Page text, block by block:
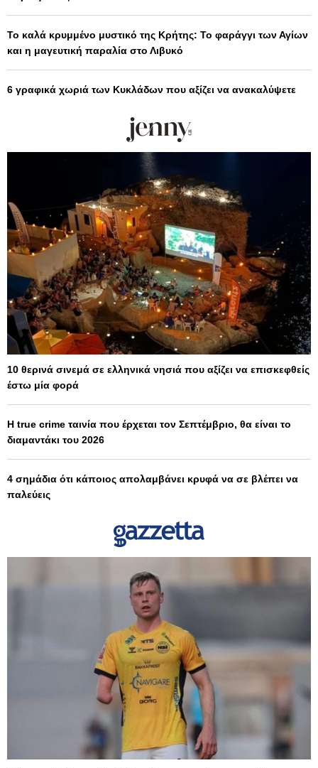
Το καλά κρυμμένο μυστικό της Κρήτης: Το φαράγγι των Αγίων
και η μαγευτική παραλία στο Λιβυκό
6 γραφικά χωριά των Κυκλάδων που αξίζει να ανακαλύψετε
10 θερινά σινεμά σε ελληνικά νησιά που αξίζει να επισκεφθείς
έστω μία φορά
Η true crime ταινία που έρχεται τον Σεπτέμβριο, θα είναι το
διαμαντάκι του 2026
4 σημάδια ότι κάποιος απολαμβάνει κρυφά να σε βλέπει να
παλεύεις